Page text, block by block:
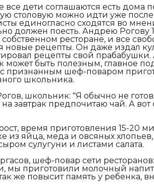
все дети соглашаются есть дома
столовую можно идти уже после
единогласно сходятся во
должен поесть. Андрею Рогову
собственном ресторане, и все
новые рецепты. Он даже издал
рецепты свой
может быть полезным, главное
признанным шеф-поваром
школьника.
школьник: "Я обычно не
завтрак предпочитаю чай. А
время приготовления 15-20
из яйца, меда и овсяных
сулугуни и листами салата.
шеф-повар сети
мы приготовили молочный
же повысит память у ребенка,